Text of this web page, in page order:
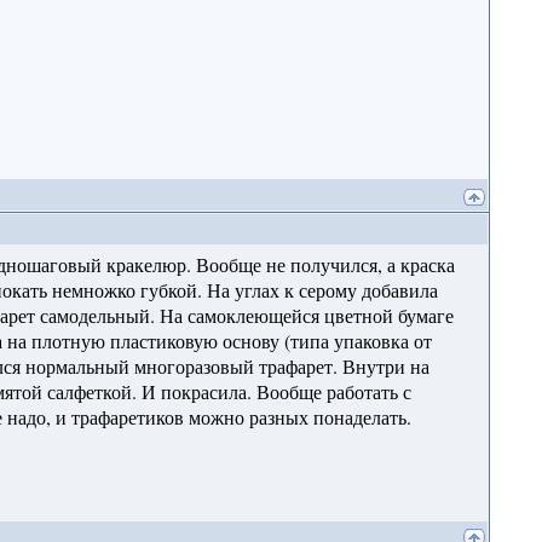
кракелюр. Вообще не получился, а краска
немножко губкой. На углах к серому добавила
самодельный. На самоклеющейся цветной бумаге
на плотную пластиковую основу (типа упаковка от
нормальный многоразовый трафарет. Внутри на
салфеткой. И покрасила. Вообще работать с
и трафаретиков можно разных понаделать.